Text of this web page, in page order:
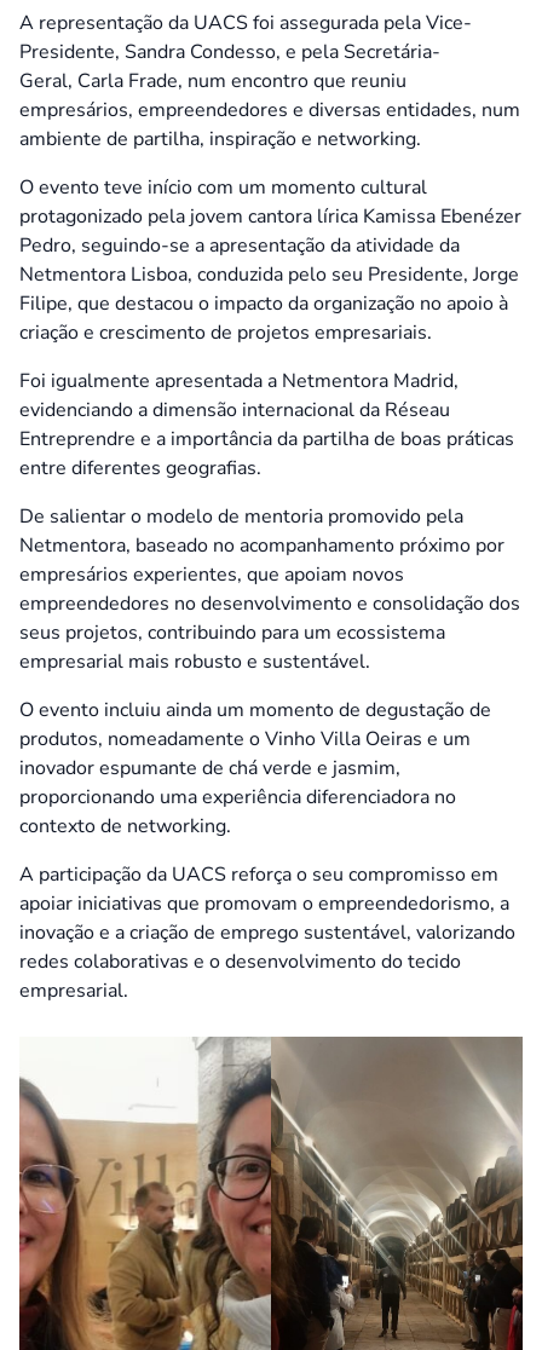
A representação da UACS foi assegurada pela Vice-
Presidente, Sandra Condesso, e pela Secretária-
Geral, Carla Frade, num encontro que reuniu
empresários, empreendedores e diversas entidades, num
ambiente de partilha, inspiração e networking.
O evento teve início com um momento cultural
protagonizado pela jovem cantora lírica Kamissa Ebenézer
Pedro, seguindo-se a apresentação da atividade da
Netmentora Lisboa, conduzida pelo seu Presidente, Jorge
Filipe, que destacou o impacto da organização no apoio à
criação e crescimento de projetos empresariais.
Foi igualmente apresentada a Netmentora Madrid,
evidenciando a dimensão internacional da Réseau
Entreprendre e a importância da partilha de boas práticas
entre diferentes geografias.
De salientar o modelo de mentoria promovido pela
Netmentora, baseado no acompanhamento próximo por
empresários experientes, que apoiam novos
empreendedores no desenvolvimento e consolidação dos
seus projetos, contribuindo para um ecossistema
empresarial mais robusto e sustentável.
O evento incluiu ainda um momento de degustação de
produtos, nomeadamente o Vinho Villa Oeiras e um
inovador espumante de chá verde e jasmim,
proporcionando uma experiência diferenciadora no
contexto de networking.
A participação da UACS reforça o seu compromisso em
apoiar iniciativas que promovam o empreendedorismo, a
inovação e a criação de emprego sustentável, valorizando
redes colaborativas e o desenvolvimento do tecido
empresarial.